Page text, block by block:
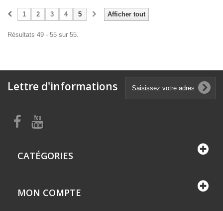
Afficher tout
1 2 3 4 5
Résultats 49 - 55 sur 55.
Lettre d'informations
CATÉGORIES
MON COMPTE